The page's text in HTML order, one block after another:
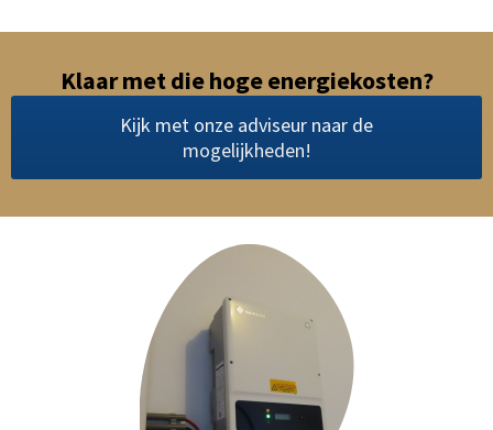
Klaar met die hoge energiekosten?
Kijk met onze adviseur naar de
mogelijkheden!